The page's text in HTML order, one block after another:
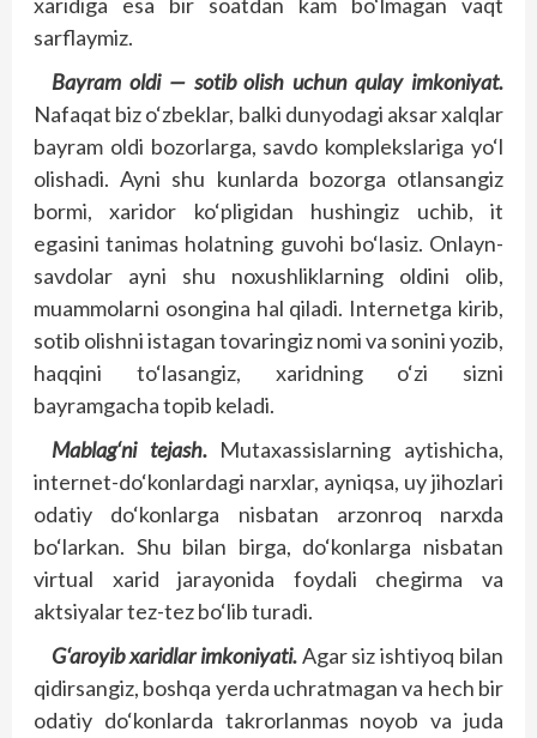
sarflaymiz.
Bayram oldi — sotib olish uchun qulay imkoniyat.
Nafaqat biz o‘zbeklar, balki dunyodagi aksar xalqlar
bayram oldi bozorlarga, savdo komplekslariga yo‘l
olishadi. Ayni shu kunlarda bozorga otlansangiz
bormi, xaridor ko‘pligidan hushingiz uchib, it
egasini tanimas holatning guvohi bo‘lasiz. Onlayn-
savdolar ayni shu noxushliklarning oldini olib,
muammolarni osongina hal qiladi. Internetga kirib,
sotib olishni istagan tovaringiz nomi va sonini yozib,
haqqini to‘lasangiz, xaridning o‘zi sizni
bayramgacha topib keladi.
Mablag‘ni tejash. Mutaxassislarning aytishicha,
internet-do‘konlardagi narxlar, ayniqsa, uy jihozlari
odatiy do‘konlarga nisbatan arzonroq narxda
bo‘larkan. Shu bilan birga, do‘konlarga nisbatan
virtual xarid jarayonida foydali chegirma va
aktsiyalar tez-tez bo‘lib turadi.
G‘aroyib xaridlar imkoniyati.Agar siz ishtiyoq bilan
qidirsangiz, boshqa yerda uchratmagan va hech bir
odatiy do‘konlarda takrorlanmas noyob va juda